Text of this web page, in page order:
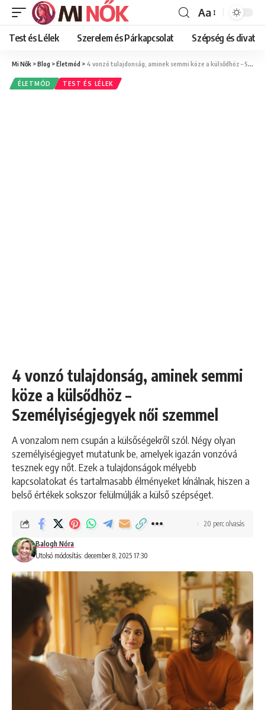
Font
Resizer
Aa
Test és Lélek Szerelem és Párkapcsolat Szépség és divat
Mi Nők >Blog >Életmód > 4 vonzó tulajdonság, aminek semmi köze a külsődhöz – Személyiségjegyek női szemmel
ÉLETMÓD TEST ÉS LÉLEK
4 vonzó tulajdonság, aminek semmi
köze a külsődhöz –
Személyiségjegyek női szemmel
A vonzalom nem csupán a külsőségekről szól. Négy olyan
személyiségjegyet mutatunk be, amelyek igazán vonzóvá
tesznek egy nőt. Ezek a tulajdonságok mélyebb
kapcsolatokat és tartalmasabb élményeket kínálnak, hiszen a
belső értékek sokszor felülmúlják a külső szépséget.
Utolsó módosítás: december 8, 2025 17:30
Balogh Nóra
20 perc olvasás